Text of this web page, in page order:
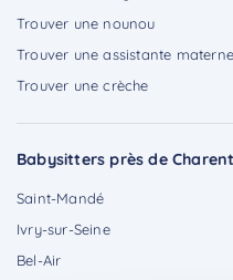
Trouver une nounou
Trouver une assistante
Trouver une crèche
Babysitters près de
Saint-Mandé
Ivry-sur-Seine
Bel-Air